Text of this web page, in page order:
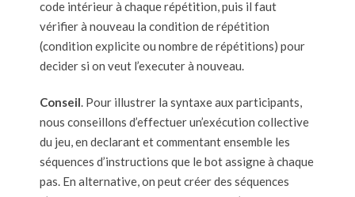
code intérieur à chaque répétition, puis il faut
vérifier à nouveau la condition de répétition
(condition explicite ou nombre de répétitions) pour
decider si on veut l’executer à nouveau.
Conseil. Pour illustrer la syntaxe aux participants,
nous conseillons d’effectuer un’exécution collective
du jeu, en declarant et commentant ensemble les
séquences d’instructions que le bot assigne à chaque
pas. En alternative, on peut créer des séquences